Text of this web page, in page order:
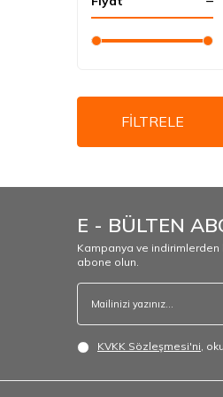
FİLTRELE
E - BÜLTEN
Kampanya ve
abone olun.
KVKK Sözleşmesi'ni,